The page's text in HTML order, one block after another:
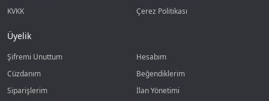
KVKK
Çerez Politikası
Üyelik
Şifremi Unuttum
Hesabım
Cüzdanım
Beğendiklerim
Siparişlerim
İlan Yönetimi